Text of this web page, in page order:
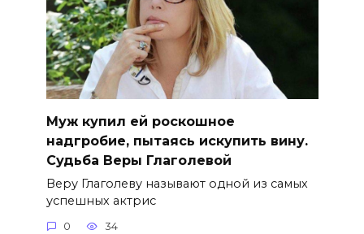
Муж купил ей роскошное
надгробие, пытаясь искупить вину.
Судьба Веры Глаголевой
Веру Глаголеву называют одной из самых
успешных актрис
0 34